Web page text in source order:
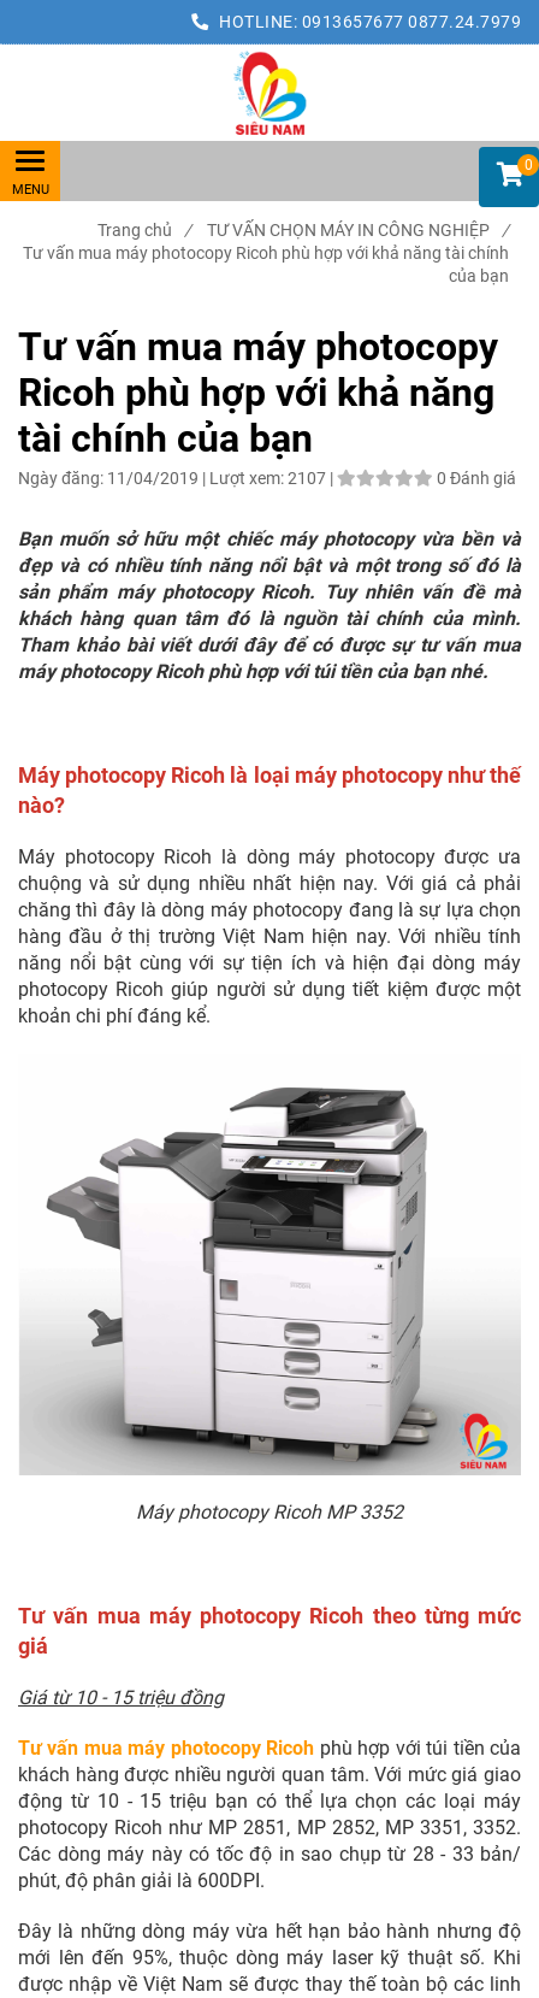
HOTLINE: 0913657677 0877.24.7979
0
Trang chủ / TƯ VẤN CHỌN MÁY IN CÔNG NGHIỆP
/
Tư vấn mua máy photocopy Ricoh phù hợp với khả năng tài chính
của bạn
Tư vấn mua máy photocopy
Ricoh phù hợp với khả năng
tài chính của bạn
Ngày đăng: 11/04/2019 | Lượt xem:2107 | 0 Đánh giá
Bạn muốn sở hữu một chiếc máy photocopy vừa bền và
đẹp và có nhiều tính năng nổi bật và một trong số đó là
sản phẩm máy photocopy Ricoh. Tuy nhiên vấn đề mà
khách hàng quan tâm đó là nguồn tài chính của mình.
Tham khảo bài viết dưới đây để có được sự tư vấn mua
máy photocopy Ricoh phù hợp với túi tiền của bạn nhé.
Máy photocopy Ricoh là loại máy photocopy như thế
nào?
Máy photocopy Ricoh là dòng máy photocopy được ưa
chuộng và sử dụng nhiều nhất hiện nay. Với giá cả phải
chăng thì đây là dòng máy photocopy đang là sự lựa chọn
hàng đầu ở thị trường Việt Nam hiện nay. Với nhiều tính
năng nổi bật cùng với sự tiện ích và hiện đại dòng máy
photocopy Ricoh giúp người sử dụng tiết kiệm được một
khoản chi phí đáng kể.
Máy photocopy Ricoh MP 3352
Tư vấn mua máy photocopy Ricoh theo từng mức
giá
Giá từ 10 - 15 triệu đồng
Tư vấn mua máy photocopy Ricoh phù hợp với túi tiền của
khách hàng được nhiều người quan tâm. Với mức giá giao
động từ 10 - 15 triệu bạn có thể lựa chọn các loại máy
photocopy Ricoh như MP 2851, MP 2852, MP 3351, 3352.
Các dòng máy này có tốc độ in sao chụp từ 28 - 33 bản/
phút, độ phân giải là 600DPI.
Đây là những dòng máy vừa hết hạn bảo hành nhưng độ
mới lên đến 95%, thuộc dòng máy laser kỹ thuật số. Khi
được nhập về Việt Nam sẽ được thay thế toàn bộ các linh